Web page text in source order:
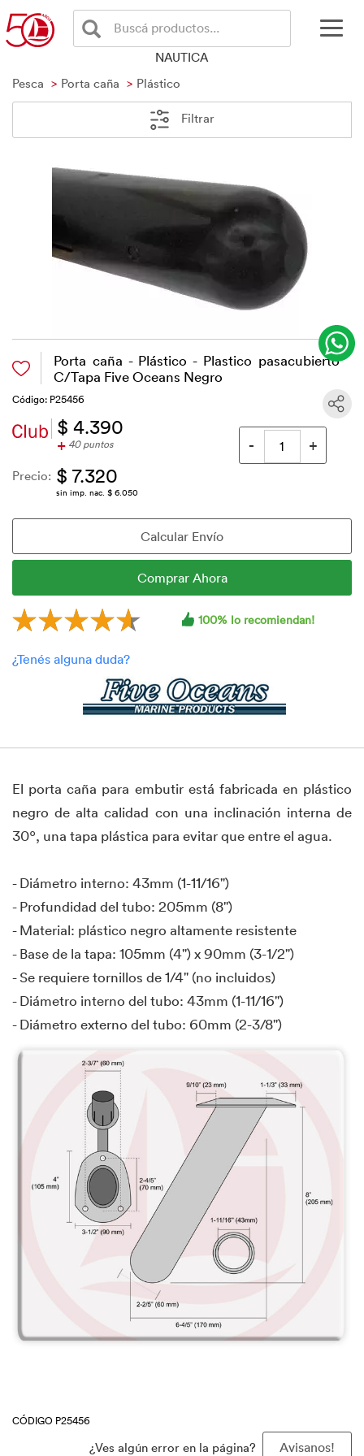
Buscá productos...
NAUTICA
Pesca
Porta caña Plástico
Filtrar
Porta caña - Plástico - Plastico pasacubierto
C/Tapa Five Oceans Negro
Código: P25456
$ 4.390
+ 40 puntos
Precio: $ 7.320
sin imp. nac. $ 6.050
100% lo recomiendan!
El porta caña para embutir está fabricada en plástico
negro de alta calidad con una inclinación interna de
30º, una tapa plástica para evitar que entre el agua.
- Diámetro interno: 43mm (1-11/16")
- Profundidad del tubo: 205mm (8")
- Material: plástico negro altamente resistente
- Base de la tapa: 105mm (4") x 90mm (3-1/2")
- Se requiere tornillos de 1/4" (no incluidos)
- Diámetro interno del tubo: 43mm (1-11/16")
- Diámetro externo del tubo: 60mm (2-3/8")
CÓDIGO P25456
¿Ves algún error en la página? Avisanos!